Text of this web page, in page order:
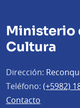
Ministerio
Cultura
Dirección:
Teléfono: (+5982)
Contacto